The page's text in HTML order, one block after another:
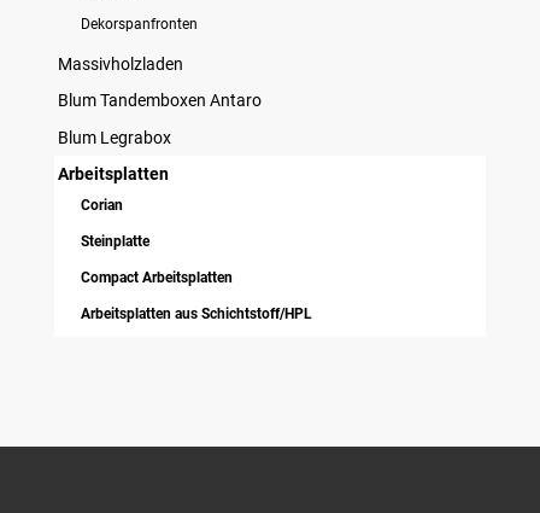
Dekorspanfronten
Massivholzladen
Blum Tandemboxen Antaro
Blum Legrabox
Arbeitsplatten
Corian
Steinplatte
Compact Arbeitsplatten
Arbeitsplatten aus Schichtstoff/HPL